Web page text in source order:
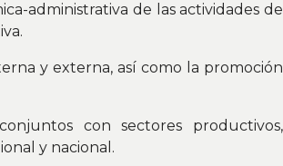
administrativa de las actividades de
y externa, así como la promoción
con sectores productivos,
y nacional.